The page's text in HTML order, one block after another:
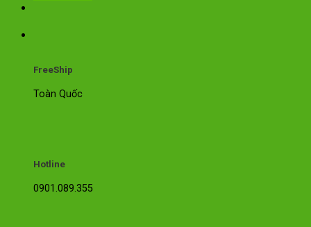
FreeShip
Toàn Quốc
Hotline
0901.089.355